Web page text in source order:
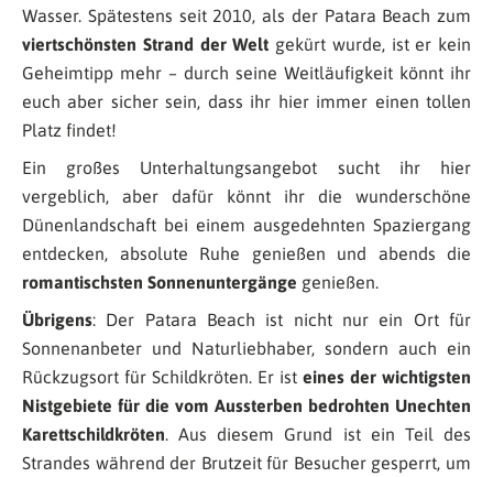
Wasser. Spätestens seit 2010, als der Patara Beach zum
viertschönsten Strand der Welt gekürt wurde, ist er kein
Geheimtipp mehr – durch seine Weitläufigkeit könnt ihr
euch aber sicher sein, dass ihr hier immer einen tollen
Platz findet!
Ein großes Unterhaltungsangebot sucht ihr hier
vergeblich, aber dafür könnt ihr die wunderschöne
Dünenlandschaft bei einem ausgedehnten Spaziergang
entdecken, absolute Ruhe genießen und abends die
romantischsten Sonnenuntergänge genießen.
Übrigens: Der Patara Beach ist nicht nur ein Ort für
Sonnenanbeter und Naturliebhaber, sondern auch ein
Rückzugsort für Schildkröten. Er ist eines der wichtigsten
Nistgebiete für die vom Aussterben bedrohten Unechten
Karettschildkröten. Aus diesem Grund ist ein Teil des
Strandes während der Brutzeit für Besucher gesperrt, um